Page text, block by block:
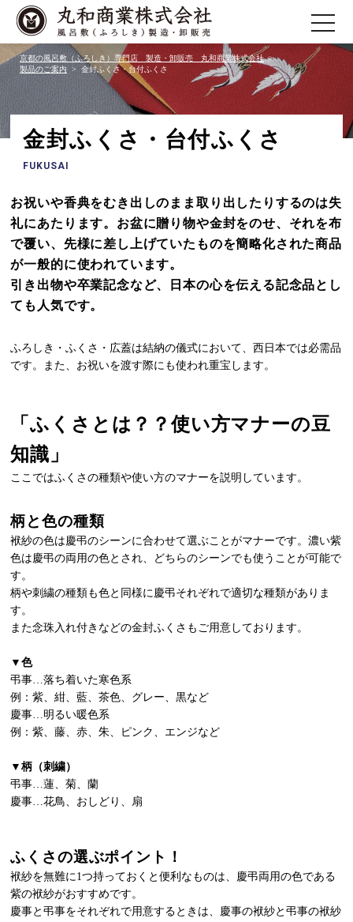
toggle
京都の風呂敷（ふろしき）専門店 製造・卸販売 丸和商業株式会社
製品のご案内
金封ふくさ・台付ふくさ
金封ふくさ・台付ふくさ
FUKUSAI
お祝いや香典をむき出しのまま取り出したりするのは失
礼にあたります。お盆に贈り物や金封をのせ、それを布
で覆い、先様に差し上げていたものを簡略化された商品
が一般的に使われています。
引き出物や卒業記念など、日本の心を伝える記念品とし
ても人気です。
ふろしき・ふくさ・広蓋は結納の儀式において、西日本では必需品
です。また、お祝いを渡す際にも使われ重宝します。
「ふくさとは？？使い方マナーの豆
知識」
ここではふくさの種類や使い方のマナーを説明しています。
柄と色の種類
袱紗の色は慶弔のシーンに合わせて選ぶことがマナーです。濃い紫
色は慶弔の両用の色とされ、どちらのシーンでも使うことが可能で
す。
柄や刺繍の種類も色と同様に慶弔それぞれで適切な種類がありま
す。
また念珠入れ付きなどの金封ふくさもご用意しております。
▼色
弔事…落ち着いた寒色系
例：紫、紺、藍、茶色、グレー、黒など
慶事…明るい暖色系
例：紫、藤、赤、朱、ピンク、エンジなど
▼柄（刺繍）
弔事…蓮、菊、蘭
慶事…花鳥、おしどり、扇
ふくさの選ぶポイント！
袱紗を無難に1つ持っておくと便利なものは、慶弔両用の色である
紫の袱紗がおすすめです。
慶事と弔事をそれぞれで用意するときは、慶事の袱紗と弔事の袱紗